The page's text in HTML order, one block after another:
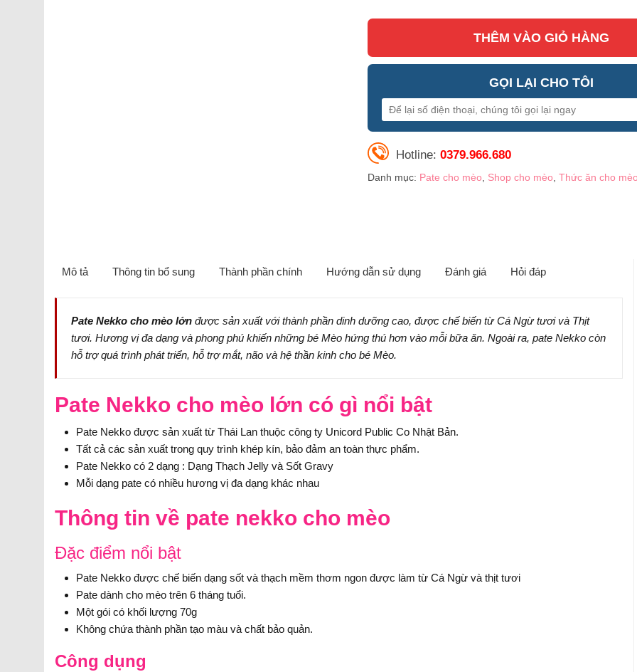
THÊM VÀO GIỎ HÀNG
GỌI LẠI CHO TÔI
Hotline:0379.966.680
Danh mục: Pate cho mèo Shop cho mèo ,Thức ăn cho
Mô tả Thông tin bổ sung Thành phần chính Hướng dẫn sử dụng Đánh giá Hỏi đáp
Pate Nekko cho mèo lớn được sản xuất với thành phần dinh dưỡng cao, được chế biến từ Cá Ngừ tươi và Thịt
tươi. Hương vị đa dạng và phong phú khiến những bé Mèo hứng thú hơn vào mỗi bữa ăn. Ngoài ra, pate Nekko còn
hỗ trợ quá trình phát triển, hỗ trợ mắt, não và hệ thần kinh cho bé Mèo.
Pate Nekko cho mèo lớn có gì nổi bật
Pate Nekko được sản xuất từ Thái Lan thuộc công ty Unicord Public Co Nhật Bản.
Tất cả các sản xuất trong quy trình khép kín, bảo đảm an toàn thực phẩm.
Pate Nekko có 2 dạng : Dạng Thạch Jelly và Sốt Gravy
Mỗi dạng pate có nhiều hương vị đa dạng khác nhau
Thông tin về pate nekko cho mèo
Đặc điểm nổi bật
Pate Nekko được chế biến dạng sốt và thạch mềm thơm ngon được làm từ Cá Ngừ và thịt tươi
Pate dành cho mèo trên 6 tháng tuổi.
Một gói có khối lượng 70g
Không chứa thành phần tạo màu và chất bảo quản.
Công dụng